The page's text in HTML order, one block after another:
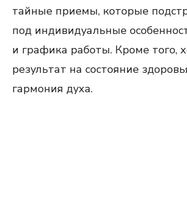
тайные приемы, которые
под индивидуальные
и графика работы. Кроме того,
результат на состояние
гармония духа.